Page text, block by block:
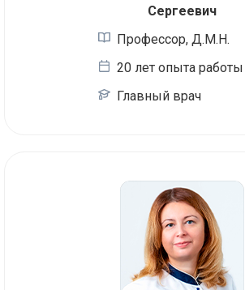
Сергеевич
Профессор, Д.М.Н.
20 лет опыта работы
Главный врач